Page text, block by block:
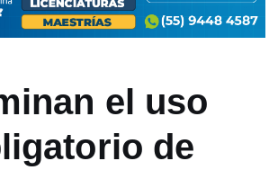
el uso
de